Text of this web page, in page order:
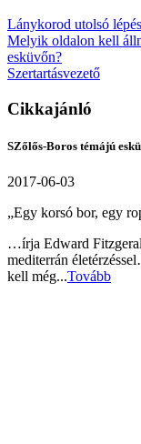
Lánykorod utolsó
Melyik oldalon kell
esküvőn?
Szertartásvezető
Cikkajánló
SZőlős-Boros témájú
2017-06-03
„Egy korsó bor, egy
…írja Edward
mediterrán
kell még...Tovább